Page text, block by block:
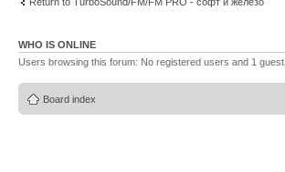
WHO IS ONLINE
Users browsing this forum: No registered users and 1 guest
Board index